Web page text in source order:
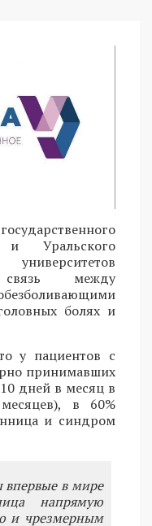
Уральского
между
болях и
у пациентов с
принимавших
дней в месяц в
в 60%
и синдром
впервые в мире
напрямую
и чрезмерным